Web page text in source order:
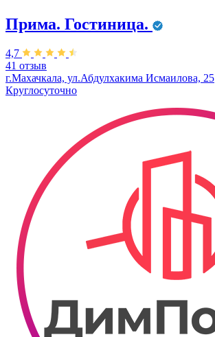
Прима. Гостиница.
4,7
41 отзыв
г.Махачкала, ул.Абдулхакима Исмаилова, 25
Круглосуточно